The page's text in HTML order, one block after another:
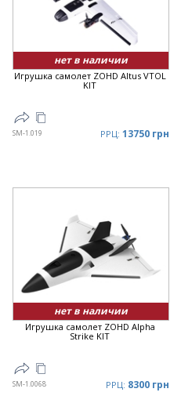
нет в наличии
Игрушка самолет ZOHD Altus VTOL
KIT
SM-1.019 РРЦ: 13750 грн
нет в наличии
Игрушка самолет ZOHD Alpha
Strike KIT
SM-1.0068 РРЦ: 8300 грн